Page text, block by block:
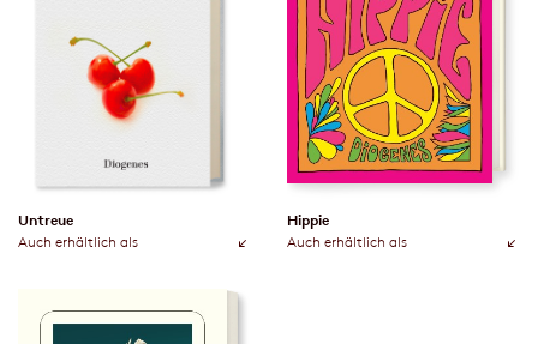
Untreue
Auch erhältlich als
Hippie
Auch erhältlich als